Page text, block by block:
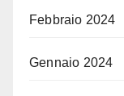
Febbraio 2024
Gennaio 2024